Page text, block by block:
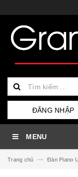
ĐĂNG NHẬP
MENU
Trang chủ Đàn Piano